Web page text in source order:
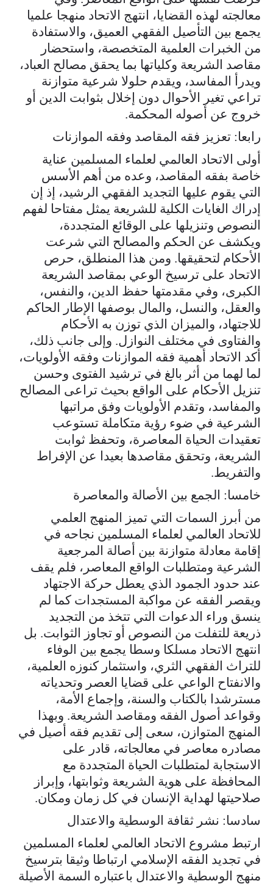
معالجته لهذه القضايا، انتهج الاتحاد منهجا علميا
يجمع بين التأصيل الفقهي العميق، والاستفادة
من الخبرات العلمية المتخصصة، واستحضار
مقاصد الشريعة وكلياتها بما يحقق مصالح العباد،
ويدرأ المفاسد، ويقدم حلولا شرعية متوازنة
تراعي تغير الأحوال دون إخلال بثوابت الدين أو
خروج عن أصوله المحكمة.
رابعا: تعزيز فقه المقاصد وفقه الموازنات
أولى الاتحاد العالمي لعلماء المسلمين عناية
خاصة بفقه المقاصد، وعده من أهم الأسس
التي يقوم عليها التجديد الفقهي الرشيد، إذ إن
إدراك الغايات الكلية للشريعة يمثل مفتاحا لفهم
النصوص وتنزيلها على الوقائع المتجددة،
ويكشف عن الحكم والمصالح التي شرعت
الأحكام لتحقيقها. ومن هذا المنطلق، حرص
الاتحاد على ترسيخ الوعي بمقاصد الشريعة
الكبرى، وفي مقدمتها حفظ الدين، والنفس،
والعقل، والنسل، والمال بوصفها الإطار الحاكم
للاجتهاد، والميزان الذي توزن به الأحكام
والفتاوى في مختلف النوازل. وإلى جانب ذلك،
أكد الاتحاد أهمية فقه الموازنات وفقه الأولويات،
لما لهما من أثر بالغ في ترشيد الفتوى وحسن
تنزيل الأحكام على الواقع بحيث تراعى المصالح
والمفاسد، وتقدم الأولويات وفق مراتبها
الشرعية في ضوء رؤية متكاملة تستوعب
تعقيدات الحياة المعاصرة، وتحفظ ثوابت
الشريعة، وتحقق مقاصدها بعيدا عن الإفراط
والتفريط.
خامسا: الجمع بين الأصالة والمعاصرة
من أبرز السمات التي تميز المنهج العلمي
للاتحاد العالمي لعلماء المسلمين نجاحه في
إقامة معادلة متوازنة بين أصالة المرجعية
الشرعية ومتطلبات الواقع المعاصر، فلم يقف
عند حدود الجمود الذي يعطل حركة الاجتهاد
ويقصر الفقه عن مواكبة المستجدات كما لم
ينسق وراء الدعوات التي تتخذ من التجديد
ذريعة للتفلت من النصوص أو تجاوز الثوابت. بل
انتهج الاتحاد مسلكا وسطا يجمع بين الوفاء
للتراث الفقهي الثري، واستثمار كنوزه العلمية،
والانفتاح الواعي على قضايا العصر وتحدياته
مسترشدا بالكتاب والسنة، وإجماع الأمة،
وقواعد أصول الفقه ومقاصد الشريعة. وبهذا
المنهج المتوازن، سعى إلى تقديم فقه أصيل في
مصادره معاصر في معالجاته، قادر على
الاستجابة لمتطلبات الحياة المتجددة مع
المحافظة على هوية الشريعة وثوابتها، وإبراز
صلاحيتها لهداية الإنسان في كل زمان ومكان.
سادسا: نشر ثقافة الوسطية والاعتدال
ارتبط مشروع الاتحاد العالمي لعلماء المسلمين
في تجديد الفقه الإسلامي ارتباطا وثيقا بترسيخ
منهج الوسطية والاعتدال باعتباره السمة الأصيلة